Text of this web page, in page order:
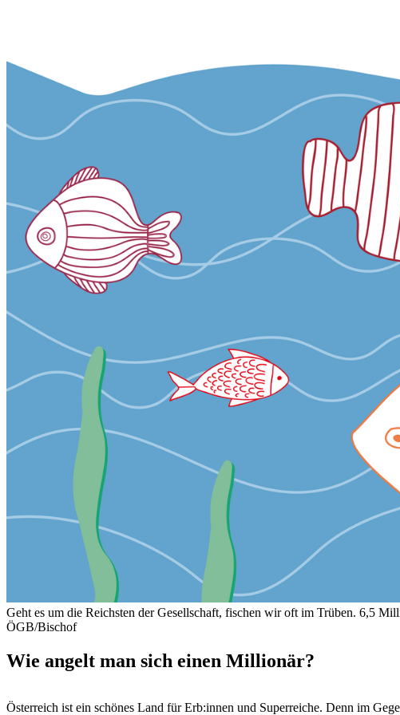
Geht es um die Reichsten der Gesellschaft, fischen wir oft im Trüben. 6,5
ÖGB/Bischof
Wie angelt man sich einen Millionär?
Österreich ist ein schönes Land für Erb:innen und Superreiche. Denn im